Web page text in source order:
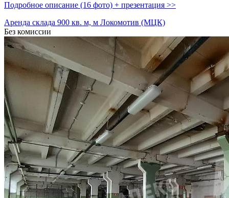
Подробное описание (16 фото) + презентация >>
Аренда склада 900 кв. м, м Локомотив (МЦК)
Без комиссии